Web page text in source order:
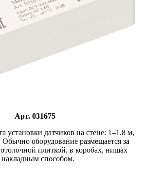
Арт. 031675
установки датчиков на стене: 1–1.8 м,
оборудование размещается за
плиткой, в коробах, нишах
накладным способом.